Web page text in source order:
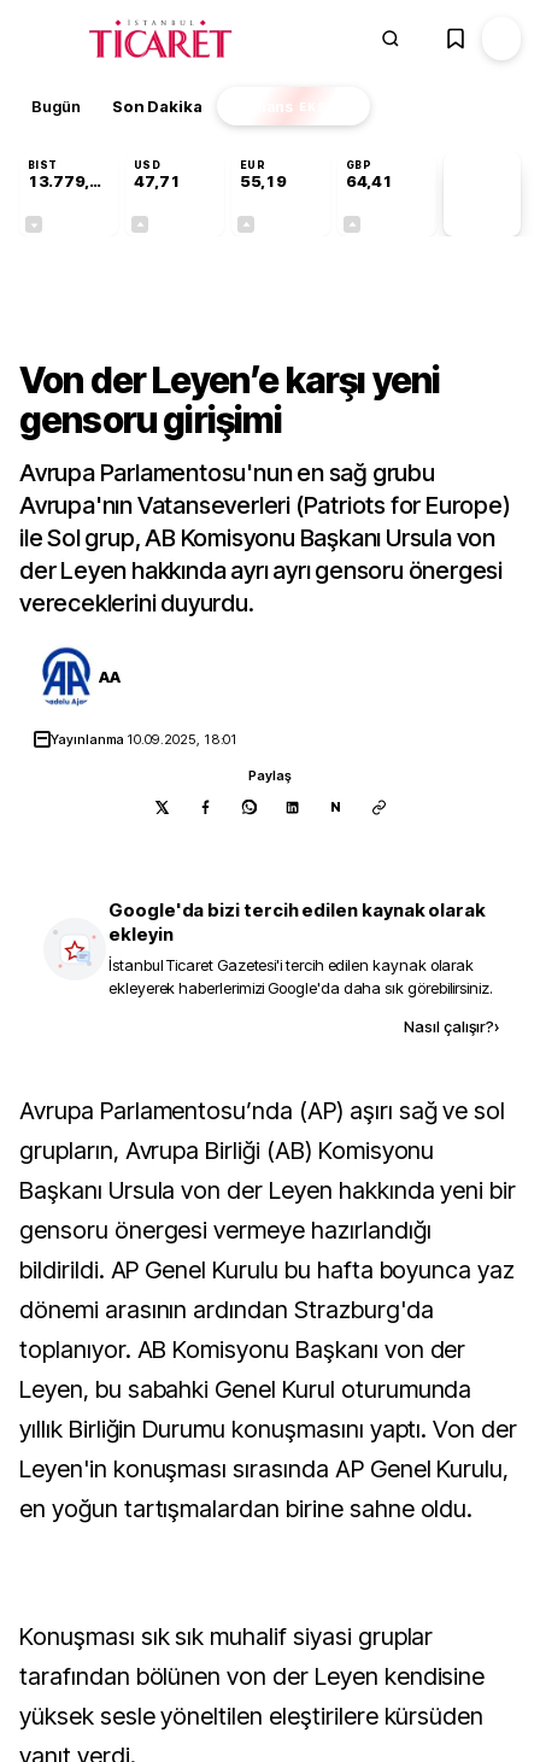
Bugün Son Dakika Finans EKSTRA
BIST
13.779,39
USD
47,71
EUR
55,19
GBP
64,41
Von der Leyen’e karşı yeni
gensoru girişimi
Avrupa Parlamentosu'nun en sağ grubu
Avrupa'nın Vatanseverleri (Patriots for Europe)
ile Sol grup, AB Komisyonu Başkanı Ursula von
der Leyen hakkında ayrı ayrı gensoru önergesi
vereceklerini duyurdu.
AA
Yayınlanma 10.09.2025, 18:01
Paylaş
N
Google'da bizi tercih edilen kaynak olarak
ekleyin
İstanbul Ticaret Gazetesi'i tercih edilen kaynak olarak
ekleyerek haberlerimizi Google'da daha sık görebilirsiniz.
Nasıl çalışır?›
Avrupa Parlamentosu’nda (AP) aşırı sağ ve sol
grupların, Avrupa Birliği (AB) Komisyonu
Başkanı Ursula von der Leyen hakkında yeni bir
gensoru önergesi vermeye hazırlandığı
bildirildi. AP Genel Kurulu bu hafta boyunca yaz
dönemi arasının ardından Strazburg'da
toplanıyor. AB Komisyonu Başkanı von der
Leyen, bu sabahki Genel Kurul oturumunda
yıllık Birliğin Durumu konuşmasını yaptı. Von der
Leyen'in konuşması sırasında AP Genel Kurulu,
en yoğun tartışmalardan birine sahne oldu.
Konuşması sık sık muhalif siyasi gruplar
tarafından bölünen von der Leyen kendisine
yüksek sesle yöneltilen eleştirilere kürsüden
yanıt verdi.